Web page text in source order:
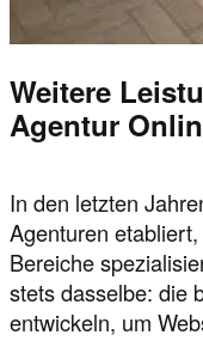
Weitere
Agentur
In den letzten
Agenturen
Bereiche
stets dasselbe: die
entwickeln, um